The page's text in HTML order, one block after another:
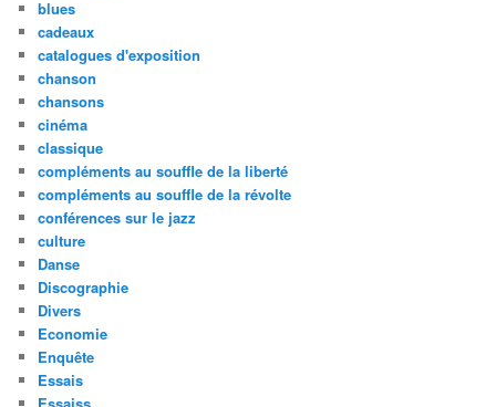
blues
cadeaux
catalogues d'exposition
chanson
chansons
cinéma
classique
compléments au souffle de la liberté
compléments au souffle de la révolte
conférences sur le jazz
culture
Danse
Discographie
Divers
Economie
Enquête
Essais